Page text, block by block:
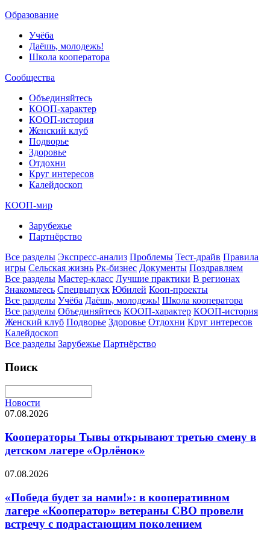
Образование
Учёба
Даёшь, молодежь!
Школа кооператора
Сообщества
Объединяйтесь
КООП-характер
КООП-история
Женский клуб
Подворье
Здоровье
Отдохни
Круг интересов
Калейдоскоп
КООП-мир
Зарубежье
Партнёрство
Все разделы Экспресс-анализ Проблемы Тест-драйв Правила
игры Сельская жизнь Рк-бизнес Документы Поздравляем
Все разделы Мастер-класс Лучшие практики В регионах
Знакомьтесь Спецвыпуск Юбилей Кооп-проекты
Все разделы Учёба Даёшь, молодежь! Школа кооператора
Все разделы Объединяйтесь КООП-характер КООП-история
Женский клуб Подворье Здоровье Отдохни Круг интересов
Калейдоскоп
Все разделы Зарубежье Партнёрство
Поиск
Новости
07.08.2026
Кооператоры Тывы открывают третью смену в
детском лагере «Орлёнок»
07.08.2026
«Победа будет за нами!»: в кооперативном
лагере «Кооператор» ветераны СВО провели
встречу с подрастающим поколением